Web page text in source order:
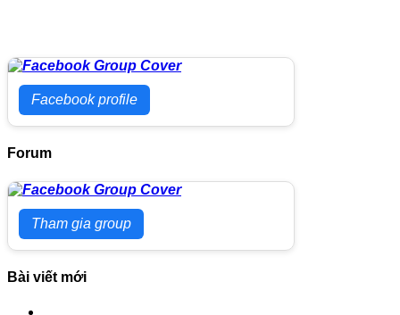
Facebook profile
Forum
Tham gia group
Bài viết mới